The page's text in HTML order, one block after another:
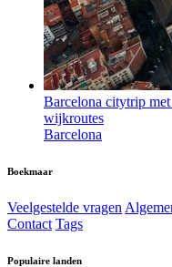
Barcelona citytrip
wijkroutes
Barcelona
Boekmaar
Veelgestelde vragen
Contact Tags
Populaire landen